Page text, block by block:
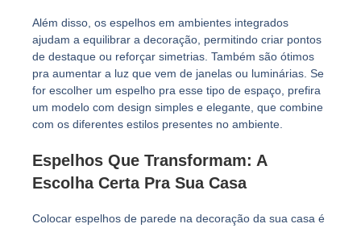
Além disso, os espelhos em ambientes integrados
ajudam a equilibrar a decoração, permitindo criar pontos
de destaque ou reforçar simetrias. Também são ótimos
pra aumentar a luz que vem de janelas ou luminárias. Se
for escolher um espelho pra esse tipo de espaço, prefira
um modelo com design simples e elegante, que combine
com os diferentes estilos presentes no ambiente.
Espelhos Que Transformam: A
Escolha Certa Pra Sua Casa
Colocar espelhos de parede na decoração da sua casa é